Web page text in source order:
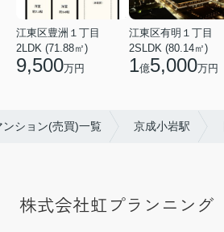
江東区豊洲１丁目
2LDK (71.88㎡)
9,500万円
江東区有明１丁目
2SLDK (80.14㎡)
1億5,000万円
ション(売買)一覧 京成小岩駅
株式会社虹プランニング